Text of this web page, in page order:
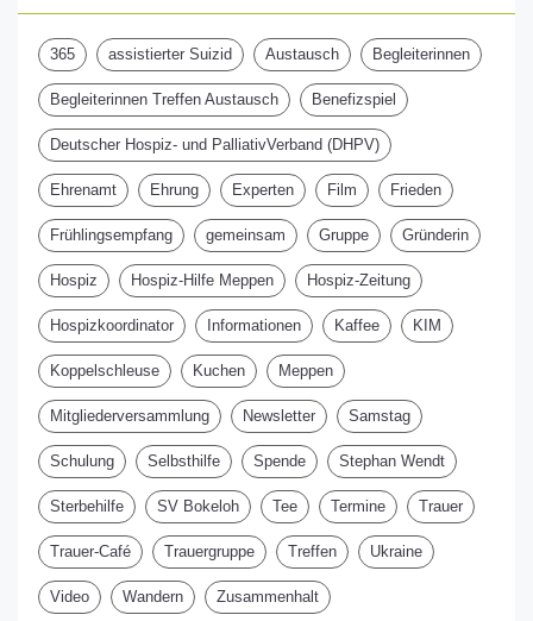
365 assistierter Suizid Austausch Begleiterinnen
Begleiterinnen Treffen Austausch Benefizspiel
Deutscher Hospiz- und PalliativVerband (DHPV)
Ehrenamt Ehrung Experten Film Frieden
Frühlingsempfang gemeinsam Gruppe Gründerin
Hospiz Hospiz-Hilfe Meppen Hospiz-Zeitung
Hospizkoordinator Informationen Kaffee KIM
Koppelschleuse Kuchen Meppen
Mitgliederversammlung Newsletter Samstag
Schulung Selbsthilfe Spende Stephan Wendt
Sterbehilfe SV Bokeloh Tee Termine Trauer
Trauer-Café Trauergruppe Treffen Ukraine
Video Wandern Zusammenhalt